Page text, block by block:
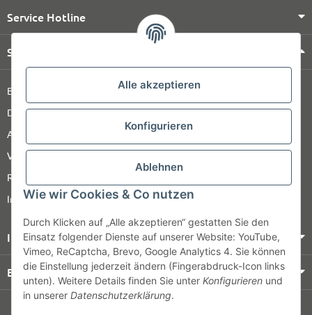
Alle akzeptieren
Konfigurieren
Ablehnen
Wie wir Cookies & Co nutzen
Durch Klicken auf „Alle akzeptieren“ gestatten Sie den
Einsatz folgender Dienste auf unserer Website: YouTube,
Vimeo, ReCaptcha, Brevo, Google Analytics 4. Sie können
die Einstellung jederzeit ändern (Fingerabdruck-Icon links
unten). Weitere Details finden Sie unter Konfigurieren und
in unserer Datenschutzerklärung.
Service Hotline
Shop Service
Barrierefreiheitserklärung
Datenschutz
AGB
Versandinformationen
Retour
Impressum
Informationen
Bezahlung & Versand
© HOZ MEDI WERK